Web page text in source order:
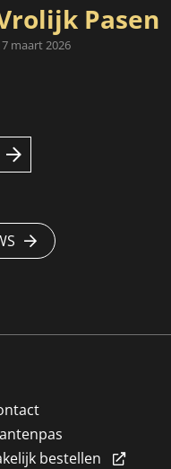
Pasen
maart 2026
bestellen